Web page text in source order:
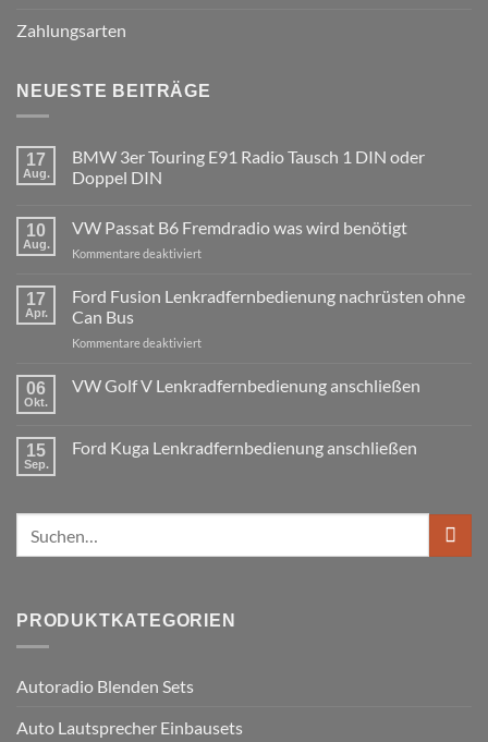
Zahlungsarten
NEUESTE BEITRÄGE
17
Aug.
BMW 3er Touring E91 Radio Tausch 1 DIN oder
Doppel DIN
zu
3er
Radio
Tausch
1
DIN
DIN
10
Aug.
VW Passat B6 Fremdradio was wird benötigt
Kommentare deaktiviertfür
Passat
was
benötigt
17
Apr.
Ford Fusion Lenkradfernbedienung nachrüsten ohne
Can Bus
Kommentare deaktiviertfür
Fusion
Lenkradfernbedienung
Can
06
Okt.
VW Golf V Lenkradfernbedienung anschließen
VW
15
Sep.
Ford Kuga Lenkradfernbedienung anschließen
Ford
Lenkradfernbedienung
anschließen
PRODUKTKATEGORIEN
Autoradio Blenden Sets
Auto Lautsprecher Einbausets